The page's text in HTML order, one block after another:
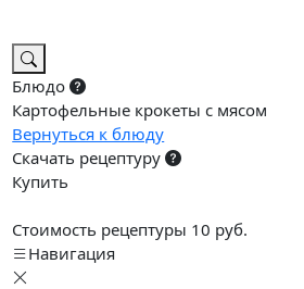
Блюдо
Картофельные крокеты с мясом
Вернуться к блюду
Скачать рецептуру
Купить
Стоимость рецептуры 10 руб.
Навигация